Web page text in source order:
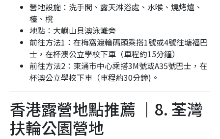
營地設施：洗手間、露天淋浴處、水喉、燒烤爐、
檯、櫈
地點：大嶼山貝澳泳灘旁
前往方法1：在梅窩渡輪碼頭乘搭1號或4號往塘福巴
士，在杯澳公立學校下車（車程約15分鐘）
前往方法2：東涌市中心乘搭3M號或A35號巴士，在
杯澳公立學校下車（車程約30分鐘)。
香港露營地點推薦 ｜8. 荃灣
扶輪公園營地